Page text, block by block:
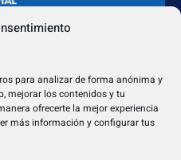
para analizar de forma anónima y
mejorar los contenidos y tu
ofrecerte la mejor experiencia
más información y configurar tus